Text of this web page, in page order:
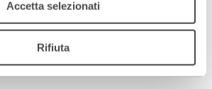
Accetta selezionati
Rifiuta
Gennaio 2027
può succedere. Una commedia
avanza, tra colpi di scena, affetto e
diLidia Ravera, conLucia Vasini,